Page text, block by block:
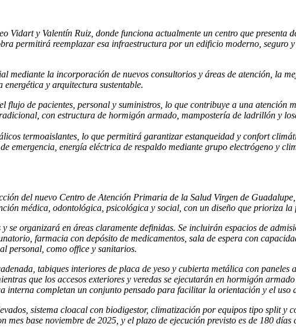
Vidart y Valentín Ruiz, donde funciona actualmente un centro que presenta
permitirá reemplazar esa infraestructura por un edificio moderno,
mediante la incorporación de nuevos consultorios y áreas de atención, la
y arquitectura sustentable.
flujo de pacientes, personal y suministros, lo que contribuye a una atención
con estructura de hormigón armado, mampostería de ladrillón y
termoaislantes, lo que permitirá garantizar estanqueidad y confort
emergencia, energía eléctrica de respaldo mediante grupo electrógeno y
del nuevo Centro de Atención Primaria de la Salud Virgen de
médica, odontológica, psicológica y social, con un diseño que prioriza
organizará en áreas claramente definidas. Se incluirán espacios de
farmacia con depósito de medicamentos, sala de espera con
personal, como office y sanitarios.
tabiques interiores de placa de yeso y cubierta metálica con
que los accesos exteriores y veredas se ejecutarán en hormigón
interna completan un conjunto pensado para facilitar la orientación y el uso
sistema cloacal con biodigestor, climatización por equipos tipo split y
base noviembre de 2025, y el plazo de ejecución previsto es de 180 días